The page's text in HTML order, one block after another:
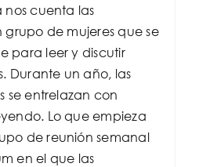
nos cuenta las
de mujeres que se
para leer y discutir
Durante un año, las
se entrelazan con
Lo que empieza
de reunión semanal
en el que las